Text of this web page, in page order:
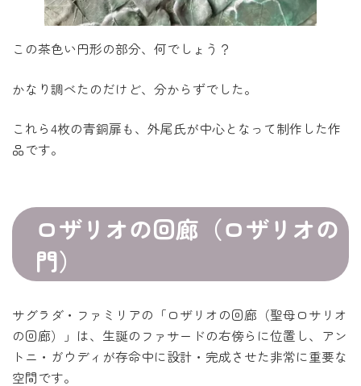
この茶色い円形の部分、何でしょう？
かなり調べたのだけど、分からずでした。
これら4枚の青銅扉も、外尾氏が中心となって制作した作
品です。
ロザリオの回廊（ロザリオの
門）
サグラダ・ファミリアの「ロザリオの回廊（聖母ロサリオ
の回廊）」は、生誕のファサードの右傍らに位置し、アン
トニ・ガウディが存命中に設計・完成させた非常に重要な
空間です。